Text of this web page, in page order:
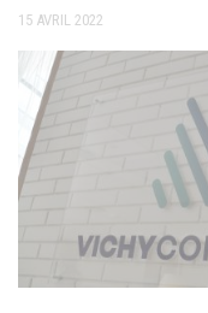
15 AVRIL 2022